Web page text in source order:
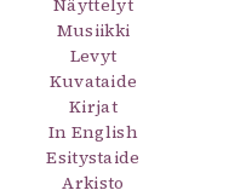
Näyttelyt
Musiikki
Levyt
Kuvataide
Kirjat
In English
Esitystaide
Arkisto